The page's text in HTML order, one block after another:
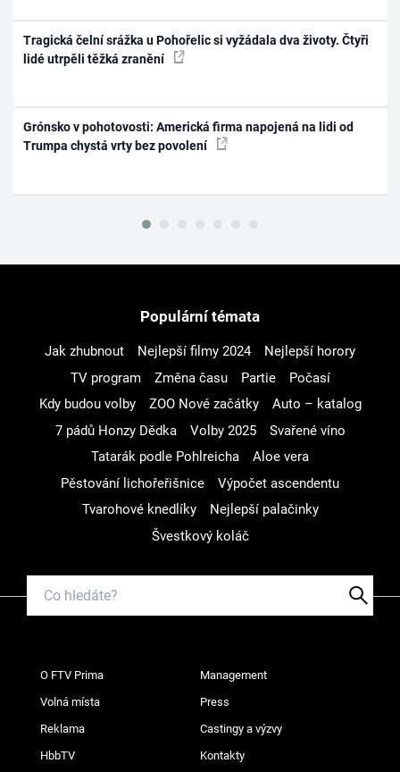
Tragická čelní srážka u Pohořelic si vyžádala dva životy. Čtyři
lidé utrpěli těžká zranění
Grónsko v pohotovosti: Americká firma napojená na lidi od
Trumpa chystá vrty bez povolení
Populární témata
Jak zhubnout Nejlepší filmy 2024
Nejlepší horory
TV program
Změna času Partie
Počasí
Kdy budou volby
ZOO Nové začátky
Auto – katalog
7 pádů Honzy Dědka
Volby 2025
Svařené víno
Tatarák podle Pohlreicha
Aloe vera
Pěstování lichořeřišnice
Výpočet ascendentu
Tvarohové knedlíky
Nejlepší palačinky
Švestkový koláč
O FTV Prima Management
Volná místa Press
Reklama Castingy a výzvy
HbbTV Kontakty